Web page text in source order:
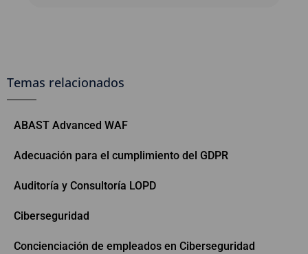
Temas relacionados
ABAST Advanced WAF
Adecuación para el cumplimiento del GDPR
Auditoría y Consultoría LOPD
Ciberseguridad
Concienciación de empleados en Ciberseguridad